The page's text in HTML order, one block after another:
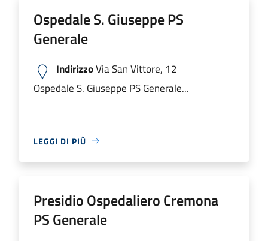
Ospedale S. Giuseppe PS
Generale
IndirizzoVia San Vittore, 12
Ospedale S. Giuseppe PS Generale...
LEGGI DI PIÙ
Presidio Ospedaliero Cremona
PS Generale